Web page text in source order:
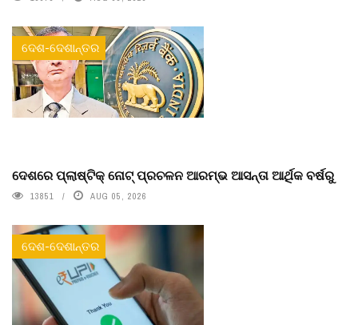
ଦେଶ-ଦେଶାନ୍ତର
ଦେଶରେ ପ୍ଲାଷ୍ଟିକ୍ ନୋଟ୍‌ ପ୍ରଚଳନ ଆରମ୍ଭ ଆସନ୍ତା ଆର୍ଥିକ ବର୍ଷରୁ
13851 AUG 05, 2026
ଦେଶ-ଦେଶାନ୍ତର